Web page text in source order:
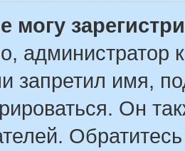
могу
администратор
запретил имя,
Он